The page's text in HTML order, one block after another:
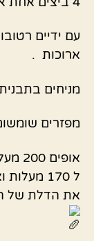
עם ידיים
ארוכות .
מניחים
מפזרים
ל 170
את הדלת של